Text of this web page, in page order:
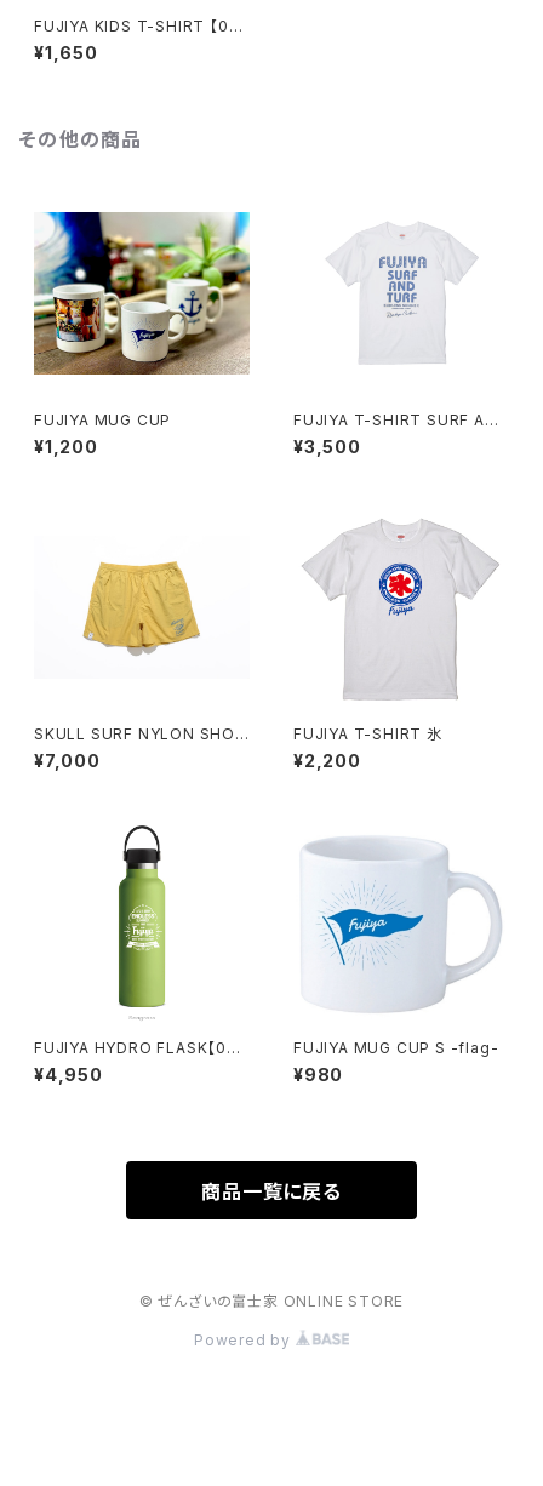
FUJIYA KIDS T-SHIRT 【00
2】
¥1,650
その他の商品
FUJIYA MUG CUP
¥1,200
FUJIYA T-SHIRT SURF AND
TURF
¥3,500
SKULL SURF NYLON SHOR
T PANTS
¥7,000
FUJIYA T-SHIRT 氷
¥2,200
FUJIYA HYDRO FLASK【00
3】
¥4,950
FUJIYA MUG CUP S -flag-
¥980
商品一覧に戻る
© ぜんざいの富士家 ONLINE STORE
Powered by